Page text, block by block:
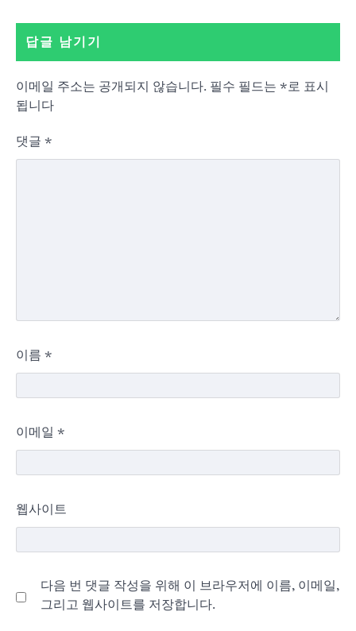
답글 남기기
이메일 주소는 공개되지 않습니다. 필수 필드는 *로 표시
됩니다
댓글 *
이름 *
이메일 *
웹사이트
다음 번 댓글 작성을 위해 이 브라우저에 이름, 이메일,
그리고 웹사이트를 저장합니다.